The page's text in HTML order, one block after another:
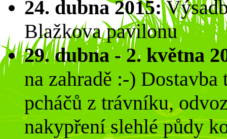
24. dubna 2015:
Blažkova pavilonu
29. dubna - 2. května
na zahradě :-)
pcháčů z trávníku,
nakypření slehlé půdy